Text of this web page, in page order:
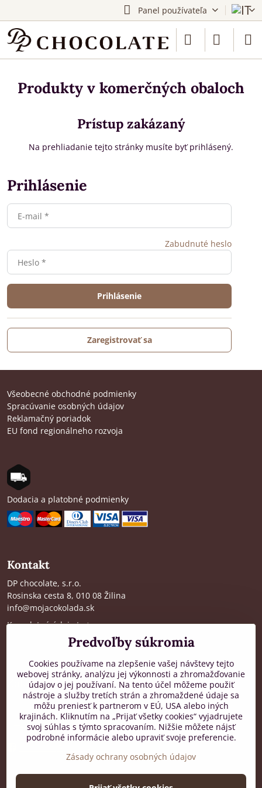
Panel používateľa
Produkty v komerčných obaloch
Prístup zakázaný
Na prehliadanie tejto stránky musíte byť prihlásený.
Prihlásenie
Zabudnuté heslo
Prihlásenie
Zaregistrovať sa
Všeobecné obchodné podmienky
Spracúvanie osobných údajov
Reklamačný poriadok
EU fond regionálneho rozvoja
Dodacia a platobné podmienky
Kontakt
DP chocolate, s.r.o.
Rosinska cesta 8, 010 08 Žilina
info@mojacokolada.sk
Kompletné údaje tu>
Kde nás nájdete
Zákaznícka podpora
od 8:00 do 16:00, PO-PIA
+421 917 436 795
Predvoľby súkromia
Cookies používame na zlepšenie vašej návštevy tejto
webovej stránky, analýzu jej výkonnosti a zhromažďovanie
údajov o jej používaní. Na tento účel môžeme použiť
nástroje a služby tretích strán a zhromaždené údaje sa
môžu preniesť k partnerom v EÚ, USA alebo iných
krajinách. Kliknutím na „Prijať všetky cookies“ vyjadrujete
svoj súhlas s týmto spracovaním. Nižšie môžete nájsť
podrobné informácie alebo upraviť svoje preferencie.
Zásady ochrany osobných údajov